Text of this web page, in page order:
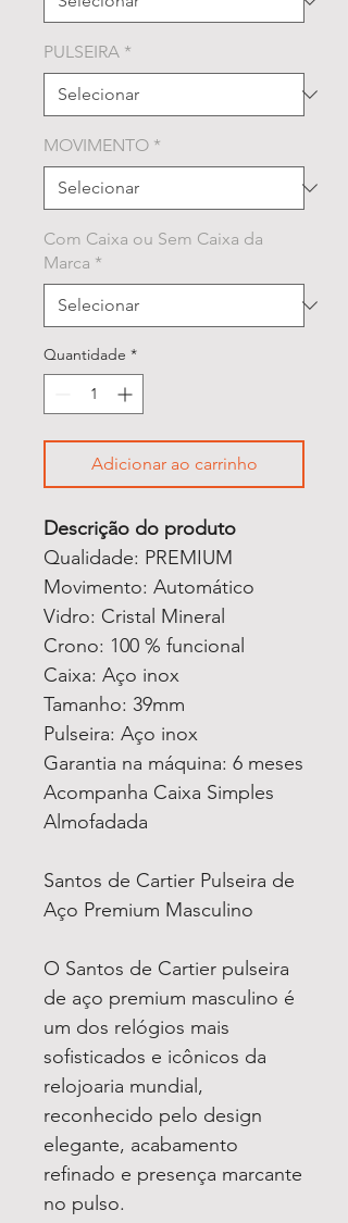
PULSEIRA *
MOVIMENTO *
Com Caixa ou Sem Caixa da
Marca *
Quantidade *
Adicionar ao carrinho
Descrição do produto
Qualidade: PREMIUM
Movimento: Automático
Vidro: Cristal Mineral
Crono: 100 % funcional
Caixa: Aço inox
Tamanho: 39mm
Pulseira: Aço inox
Garantia na máquina: 6 meses
Acompanha Caixa Simples
Almofadada
Santos de Cartier Pulseira de
Aço Premium Masculino
O Santos de Cartier pulseira
de aço premium masculino é
um dos relógios mais
sofisticados e icônicos da
relojoaria mundial,
reconhecido pelo design
elegante, acabamento
refinado e presença marcante
no pulso.